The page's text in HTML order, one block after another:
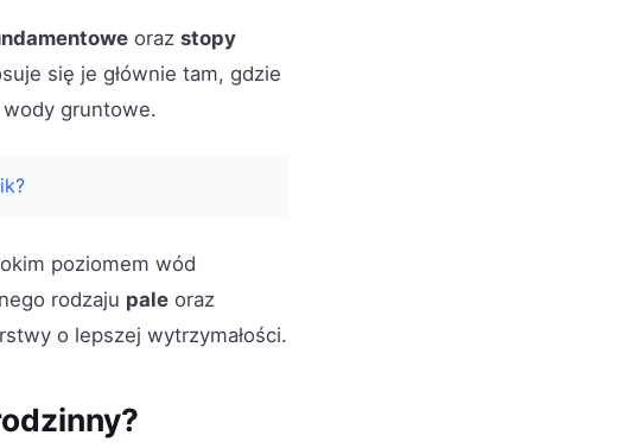
oraz stopy
się je głównie tam, gdzie
gruntowe.
poziomem wód
rodzaju pale oraz
o lepszej wytrzymałości.